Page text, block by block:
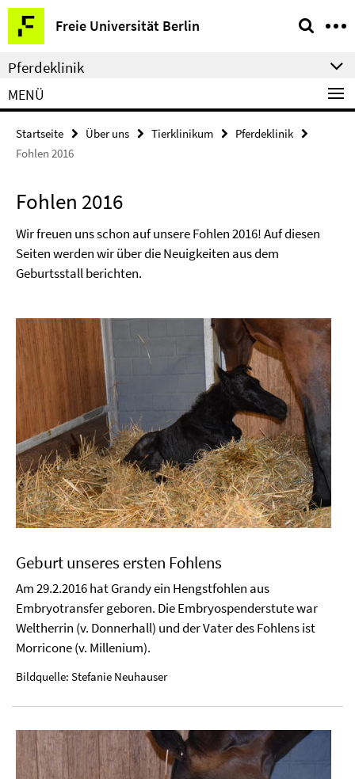
Springe
direkt
zu
Inhalt
Freie Universität Berlin
Service-
Navigation
Pferdeklinik
MENÜ
Startseite Über uns Tierklinikum
Pferdeklinik
Fohlen 2016
Fohlen 2016
Wir freuen uns schon auf unsere Fohlen 2016! Auf diesen
Seiten werden wir über die Neuigkeiten aus dem
Geburtsstall berichten.
Geburt unseres ersten Fohlens
Am 29.2.2016 hat Grandy ein Hengstfohlen aus
Embryotransfer geboren. Die Embryospenderstute war
Weltherrin (v. Donnerhall) und der Vater des Fohlens ist
Morricone (v. Millenium).
Bildquelle: Stefanie Neuhauser